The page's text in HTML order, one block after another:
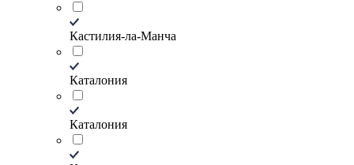
Кастилия-ла-Манча
Каталония
Каталония